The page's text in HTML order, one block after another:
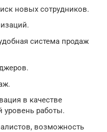
новых сотрудников.
система продаж
в качестве
уровень работы.
возможность